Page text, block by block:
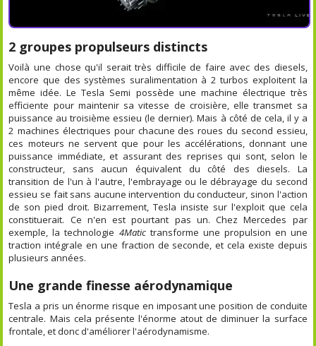
2 groupes propulseurs distincts
Voilà une chose qu'il serait très difficile de faire avec des diesels,
encore que des systèmes suralimentation à 2 turbos exploitent la
même idée. Le Tesla Semi possède une machine électrique très
efficiente pour maintenir sa vitesse de croisière, elle transmet sa
puissance au troisième essieu (le dernier). Mais à côté de cela, il y a
2 machines électriques pour chacune des roues du second essieu,
ces moteurs ne servent que pour les accélérations, donnant une
puissance immédiate, et assurant des reprises qui sont, selon le
constructeur, sans aucun équivalent du côté des diesels. La
transition de l'un à l'autre, l'embrayage ou le débrayage du second
essieu se fait sans aucune intervention du conducteur, sinon l'action
de son pied droit. Bizarrement, Tesla insiste sur l'exploit que cela
constituerait. Ce n'en est pourtant pas un. Chez Mercedes par
exemple, la technologie 4Matictransforme une propulsion en une
traction intégrale en une fraction de seconde, et cela existe depuis
plusieurs années.
Une grande finesse aérodynamique
Tesla a pris un énorme risque en imposant une position de conduite
centrale. Mais cela présente l'énorme atout de diminuer la surface
frontale, et donc d'améliorer l'aérodynamisme.